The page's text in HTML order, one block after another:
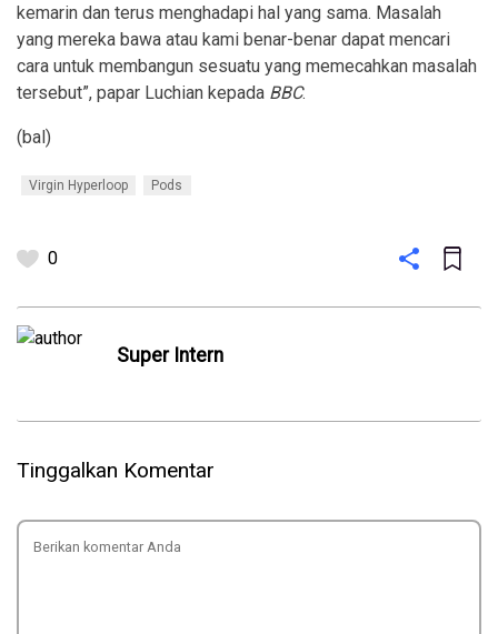
kemarin dan terus menghadapi hal yang sama. Masalah
yang mereka bawa atau kami benar-benar dapat mencari
cara untuk membangun sesuatu yang memecahkan masalah
tersebut”, papar Luchian kepada BBC.
(bal)
Virgin Hyperloop Pods
0
Super Intern
Tinggalkan Komentar